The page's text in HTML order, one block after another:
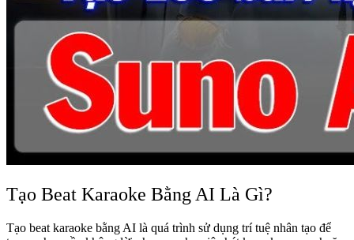
Tạo Beat Karaoke Bằng AI Là Gì?
Tạo beat karaoke bằng AI là quá trình sử dụng trí tuệ nhân tạo để